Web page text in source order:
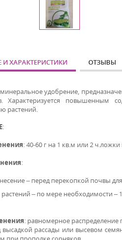
ХАРАКТЕРИСТИКИ ОТЗЫВЫ
удобрение,
Характеризуется повышенным
растений.
:
: 40-60 г на 1 кв.м или 2
:
– перед перекопкой почвы
– по мере необходимости –
: равномерное распределение
высадкой рассады или высевом